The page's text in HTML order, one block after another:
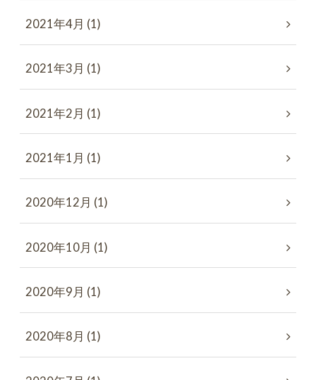
2021年4月 (1)
2021年3月 (1)
2021年2月 (1)
2021年1月 (1)
2020年12月 (1)
2020年10月 (1)
2020年9月 (1)
2020年8月 (1)